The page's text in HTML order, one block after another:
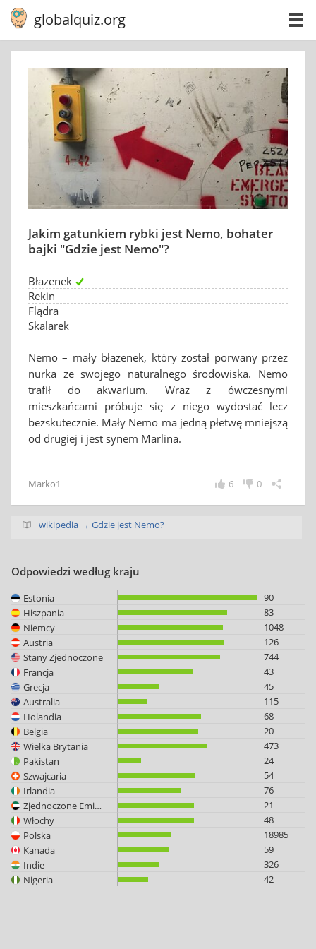
globalquiz.org
Jakim gatunkiem rybki jest Nemo, bohater
bajki "Gdzie jest Nemo"?
Błazenek
Rekin
Flądra
Skalarek
Nemo – mały błazenek, który został porwany przez
nurka ze swojego naturalnego środowiska. Nemo
trafił do akwarium. Wraz z ówczesnymi
mieszkańcami próbuje się z niego wydostać lecz
bezskutecznie. Mały Nemo ma jedną płetwę mniejszą
od drugiej i jest synem Marlina.
Marko1 0
6
wikipedia → Gdzie jest Nemo?
Odpowiedzi według kraju
Estonia
90
Hiszpania
83
Niemcy
1048
Austria
126
Stany Zjednoczone
744
Francja
43
Grecja
45
Australia
115
Holandia
68
Belgia
20
Wielka Brytania
473
Pakistan
24
Szwajcaria
54
Irlandia
76
Zjednoczone Emiraty Arabskie
21
Włochy
48
Polska
18985
Kanada
59
Indie
326
Nigeria
42